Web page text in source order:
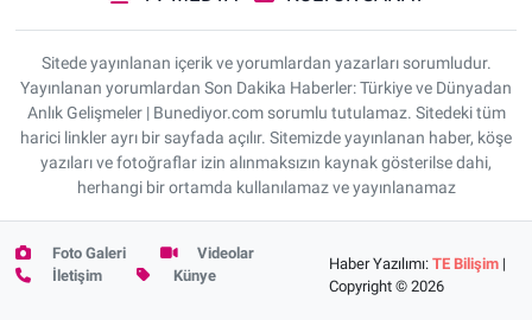
Sitede yayınlanan içerik ve yorumlardan yazarları sorumludur.
Yayınlanan yorumlardan Son Dakika Haberler: Türkiye ve Dünyadan
Anlık Gelişmeler | Bunediyor.com sorumlu tutulamaz. Sitedeki tüm
harici linkler ayrı bir sayfada açılır. Sitemizde yayınlanan haber, köşe
yazıları ve fotoğraflar izin alınmaksızın kaynak gösterilse dahi,
herhangi bir ortamda kullanılamaz ve yayınlanamaz
Foto Galeri
Videolar
İletişim
Künye
Haber Yazılımı:TE Bilişim |
Copyright © 2026